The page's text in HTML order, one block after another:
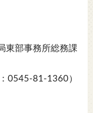
東部事務所総務課
：0545-81-1360）